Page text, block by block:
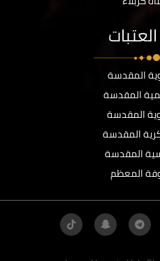
المقدسة
المقدسة
المقدسة
المقدسة
المقدسة
المعظم